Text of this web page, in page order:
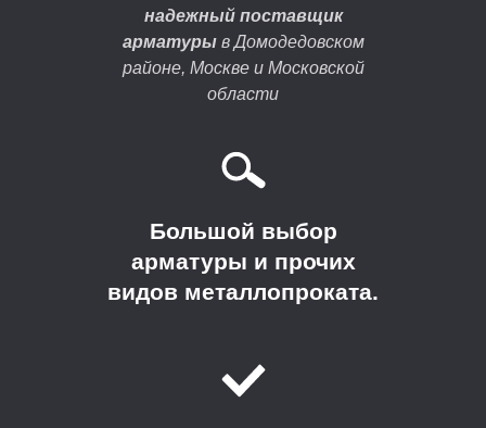
надежный поставщик
арматурыв Домодедовском
районе, Москве и Московской
области
Большой выбор
арматуры и прочих
видов металлопроката.